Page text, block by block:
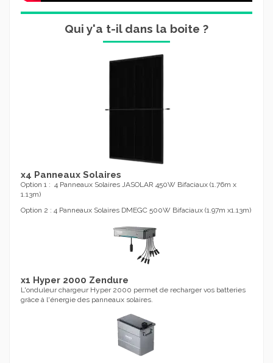
Qui y'a t-il dans la boite ?
x4 Panneaux Solaires
Option 1 : 4 Panneaux Solaires JASOLAR 450W Bifaciaux (1.76m x
1.13m)
Option 2 : 4 Panneaux Solaires DMEGC 500W Bifaciaux (1.97m x1.13m)
x1 Hyper 2000 Zendure
L'onduleur chargeur Hyper 2000 permet de recharger vos batteries
grâce à l'énergie des panneaux solaires.